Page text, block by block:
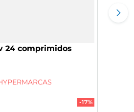
24 comprimidos
-17%